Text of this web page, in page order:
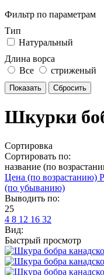
Фильтр по параметрам
Тип
Натуральный
Длина ворса
Все
стриженый
Шкурки
Сортировка
Сортировать по:
название (по
Цена (по возрастанию)
(по убыванию)
Выводить по:
25
4 8 12 16 32
Вид:
Быстрый просмотр